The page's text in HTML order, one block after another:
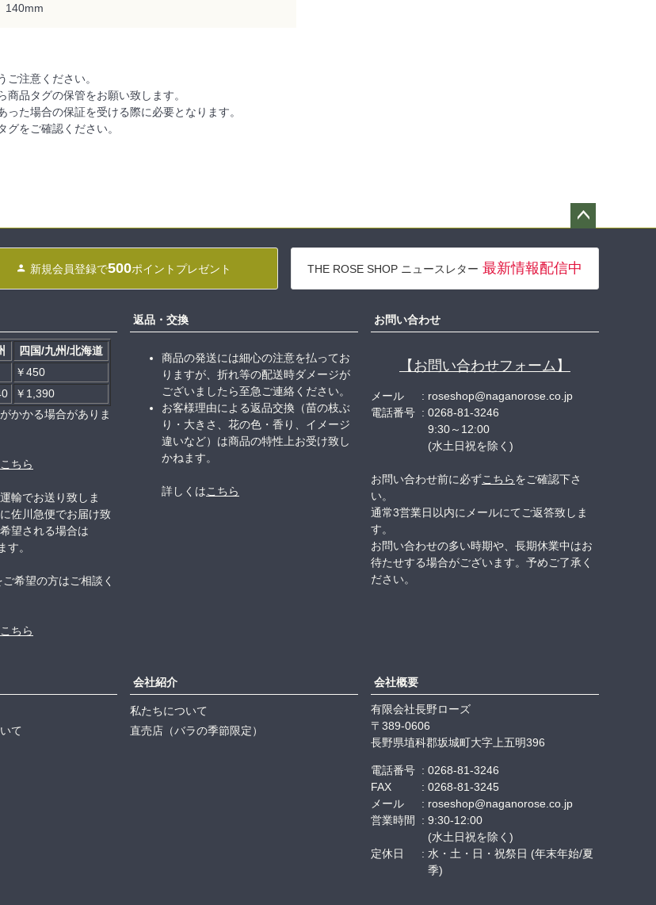
140mm
注意ください。
品タグの保管をお願い致します。
った場合の保証を受ける際に必要となります。
をご確認ください。
ップ
へ
新規会員登録で500ポイントプレゼント THE ROSE SHOP ニュースレター 最新情報配信中
四国/九州/北海道
￥450
￥1,390
かかる場合がありま
こちら
輸でお送り致しま
佐川急便でお届け致
望される場合は
す。
希望の方はご相談く
こちら
返品・交換
商品の発送には細心の注意を払ってお
りますが、折れ等の配送時ダメージが
ございましたら至急ご連絡ください。
お客様理由による返品交換（苗の枝ぶ
り・大きさ、花の色・香り、イメージ
違いなど）は商品の特性上お受け致し
かねます。
詳しくはこちら
お問い合わせ
【お問い合わせフォーム】
メール
roseshop@naganorose.co.jp
電話番号
0268-81-3246
9:30～12:00
(水土日祝を除く)
お問い合わせ前に必ずこちらをご確認下さ
い。
通常3営業日以内にメールにてご返答致しま
す。
お問い合わせの多い時期や、長期休業中はお
待たせする場合がございます。予めご了承く
ださい。
て
会社紹介
私たちについて
直売店（バラの季節限定）
会社概要
有限会社長野ローズ
389-0606
長野県埴科郡坂城町大字上五明396
電話番号
0268-81-3246
FAX
0268-81-3245
メール
roseshop@naganorose.co.jp
営業時間
9:30-12:00
(水土日祝を除く)
定休日
水・土・日・祝祭日 (年末年始/夏
季)